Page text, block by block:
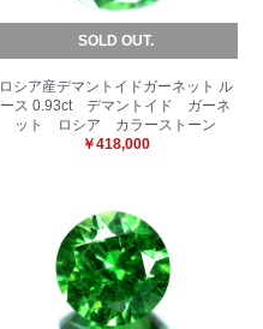
SOLD OUT.
ロシア産デマントイドガーネット ル
ース 0.93ct デマントイド ガーネ
ット ロシア カラーストーン
￥418,000
カートへ進む